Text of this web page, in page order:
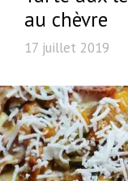
au chèvre
17 juillet 2019